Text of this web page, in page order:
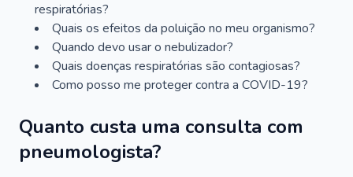
respiratórias?
Quais os efeitos da poluição no meu organismo?
Quando devo usar o nebulizador?
Quais doenças respiratórias são contagiosas?
Como posso me proteger contra a COVID-19?
Quanto custa uma consulta com
pneumologista?